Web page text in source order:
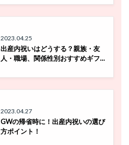
2023.04.25
出産内祝いはどうする？親族・友
人・職場、関係性別おすすめギフ…
2023.04.27
GWの帰省時に！出産内祝いの選び
方ポイント！